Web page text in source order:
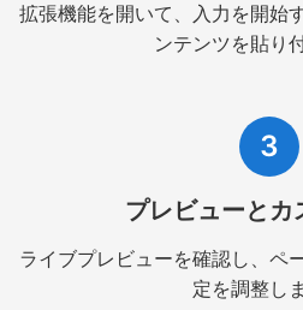
拡張機能を開いて、入力を開始
ンテンツを貼り
3
プレビューとカ
ライブプレビューを確認し、ペ
定を調整し